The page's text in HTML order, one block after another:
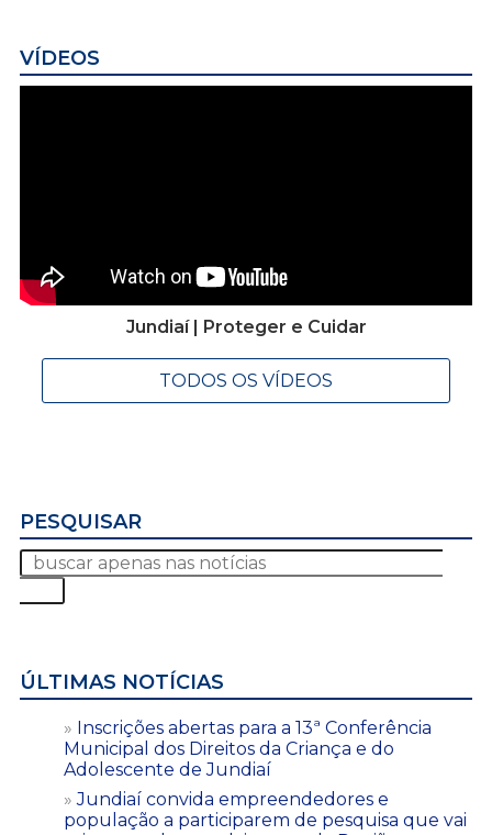
VÍDEOS
Jundiaí | Proteger e Cuidar
TODOS OS VÍDEOS
PESQUISAR
ÚLTIMAS NOTÍCIAS
Inscrições abertas para a 13ª Conferência
Municipal dos Direitos da Criança e do
Adolescente de Jundiaí
Jundiaí convida empreendedores e
população a participarem de pesquisa que vai